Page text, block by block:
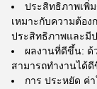
ประสิทธิภาพเพิ่
เหมาะกับความต้อ
ประสิทธิภาพและมี
ผลงานที่ดีขึ้น: ด้
สามารถทํางานได้
การ ประหยัด ค่